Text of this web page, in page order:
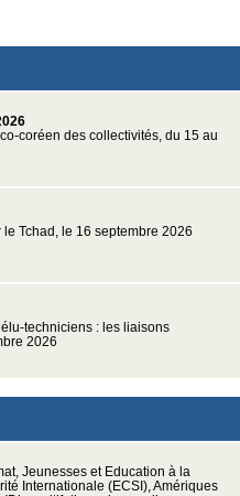
coréen des collectivités, du 15 au
le Tchad, le 16 septembre 2026
techniciens : les liaisons
2026
Jeunesses et Education à la
Internationale (ECSI), Amériques